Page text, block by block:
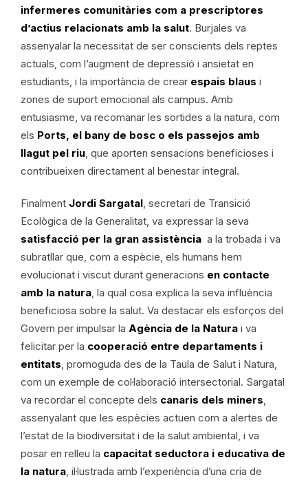
infermeres comunitàries com a prescriptores
d’actius relacionats amb la salut. Burjales va
assenyalar la necessitat de ser conscients dels reptes
actuals, com l’augment de depressió i ansietat en
estudiants, i la importància de crear espais blaus i
zones de suport emocional als campus. Amb
entusiasme, va recomanar les sortides a la natura, com
els Ports, el bany de bosc o els passejos amb
llagut pel riu, que aporten sensacions beneficioses i
contribueixen directament al benestar integral.
Finalment Jordi Sargatal, secretari de Transició
Ecològica de la Generalitat, va expressar la seva
satisfacció per la gran assistència a la trobada i va
subratllar que, com a espècie, els humans hem
evolucionat i viscut durant generacions en contacte
amb la natura, la qual cosa explica la seva influència
beneficiosa sobre la salut. Va destacar els esforços del
Govern per impulsar la Agència de la Natura i va
felicitar per la cooperació entre departaments i
entitats, promoguda des de la Taula de Salut i Natura,
com un exemple de col·laboració intersectorial. Sargatal
va recordar el concepte dels canaris dels miners,
assenyalant que les espècies actuen com a alertes de
l’estat de la biodiversitat i de la salut ambiental, i va
posar en relleu la capacitat seductora i educativa de
la natura, il·lustrada amb l’experiència d’una cria de